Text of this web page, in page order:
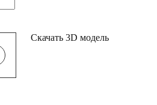
Скачать 3D модель